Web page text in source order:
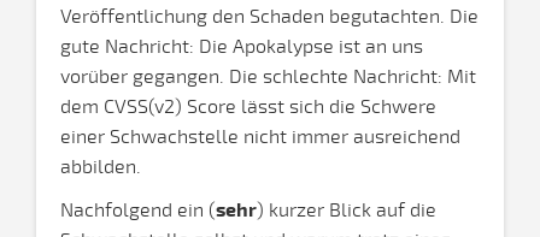
Veröffentlichung den Schaden begutachten. Die
gute Nachricht: Die Apokalypse ist an uns
vorüber gegangen. Die schlechte Nachricht: Mit
dem CVSS(v2) Score lässt sich die Schwere
einer Schwachstelle nicht immer ausreichend
abbilden.
Nachfolgend ein (sehr) kurzer Blick auf die